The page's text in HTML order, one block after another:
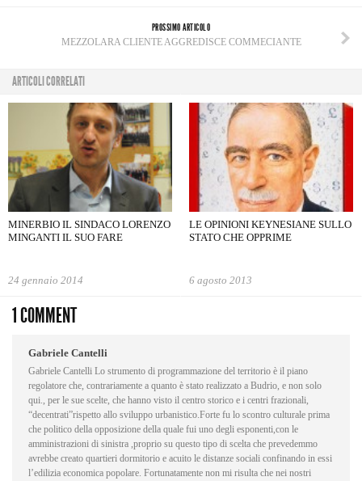
PROSSIMO ARTICOLO
MEZZOLARA CLIENTE AGGREDISCE COMMECIANTE
ARTICOLI CORRELATI
MINERBIO IL SINDACO LORENZO
MINGANTI IL SUO FARE
24 gennaio 2014
LE OPINIONI KEYNESIANE SULLO
STATO CHE OPPRIME
6 agosto 2013
1 COMMENT
Gabriele Cantelli
Gabriele Cantelli Lo strumento di programmazione del territorio è il piano
regolatore che, contrariamente a quanto è stato realizzato a Budrio, e non solo
qui., per le sue scelte, che hanno visto il centro storico e i centri frazionali,
“decentrati”rispetto allo sviluppo urbanistico.Forte fu lo scontro culturale prima
che politico della opposizione della quale fui uno degli esponenti,con le
amministrazioni di sinistra ,proprio su questo tipo di scelta che prevedemmo
avrebbe creato quartieri dormitorio e acuito le distanze sociali confinando in essi
l’edilizia economica popolare. Fortunatamente non mi risulta che nei nostri